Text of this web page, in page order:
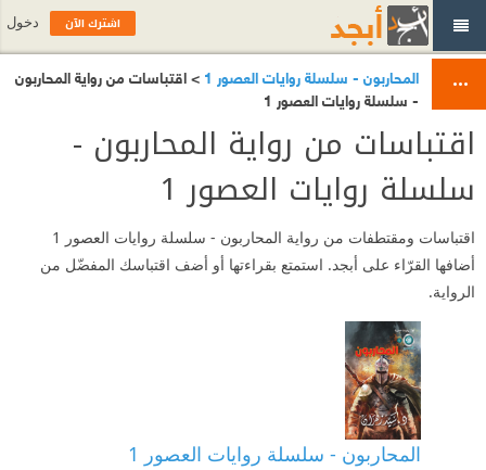
المحاربون - سلسلة روايات العصور 1
> اقتباسات من رواية المحاربون
- سلسلة روايات العصور 1
اقتباسات من رواية المحاربون -
سلسلة روايات العصور 1
اقتباسات ومقتطفات من رواية المحاربون - سلسلة روايات العصور 1
أضافها القرّاء على أبجد. استمتع بقراءتها أو أضف اقتباسك المفضّل من
الرواية.
المحاربون - سلسلة روايات العصور 1
اشترك الآن دخول